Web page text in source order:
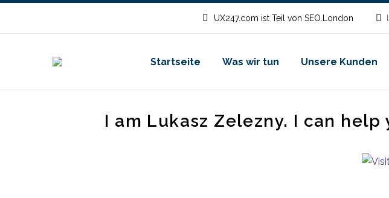
UX247.com ist Teil von SEO.London
Startseite Was wir tun Unsere Kunden
I am Lukasz Zelezny. I can help